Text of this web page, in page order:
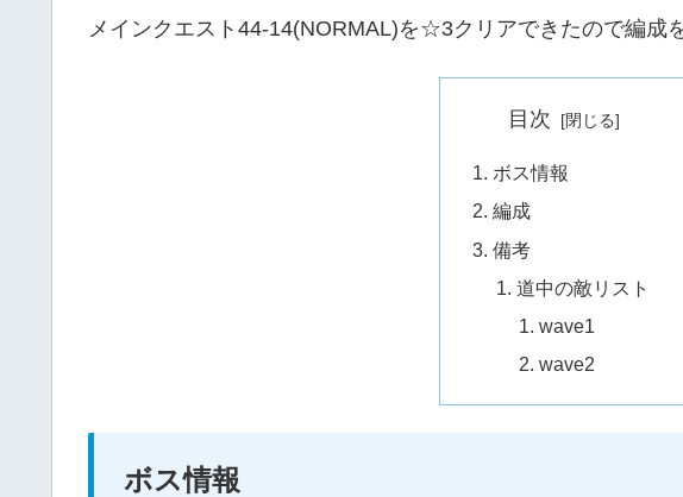
メインクエスト44-14(NORMAL)を☆3クリアできたので編成
目次
ボス情報
編成
備考
道中の敵リスト
wave1
wave2
ボス情報